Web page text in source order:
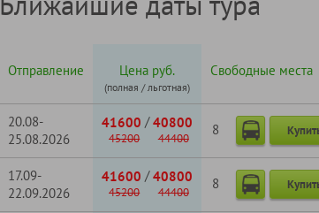
Отправление Цена руб.
(полная / льготная)
Свободные места
20.08-
25.08.2026
41600 /40800
45200 44400
8
17.09-
22.09.2026
41600 /40800
45200 44400
8